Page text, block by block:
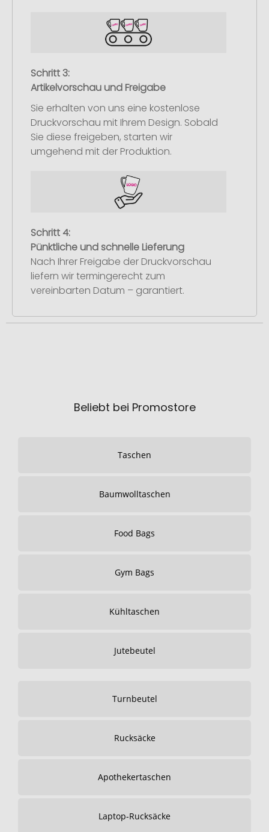
Schritt 3:
Artikelvorschau und Freigabe
Sie erhalten von uns eine kostenlose
Druckvorschau mit Ihrem Design. Sobald
Sie diese freigeben, starten wir
umgehend mit der Produktion.
Schritt 4:
Pünktliche und schnelle Lieferung
Nach Ihrer Freigabe der Druckvorschau
liefern wir termingerecht zum
vereinbarten Datum – garantiert.
Beliebt bei Promostore
Taschen
Baumwolltaschen
Food Bags
Gym Bags
Kühltaschen
Jutebeutel
Turnbeutel
Rucksäcke
Apothekertaschen
Laptop-Rucksäcke